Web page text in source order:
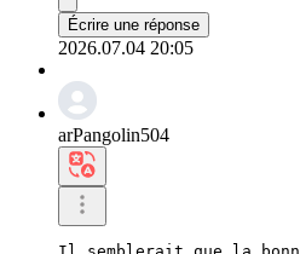
Écrire une réponse
2026.07.04 20:05
arPangolin504